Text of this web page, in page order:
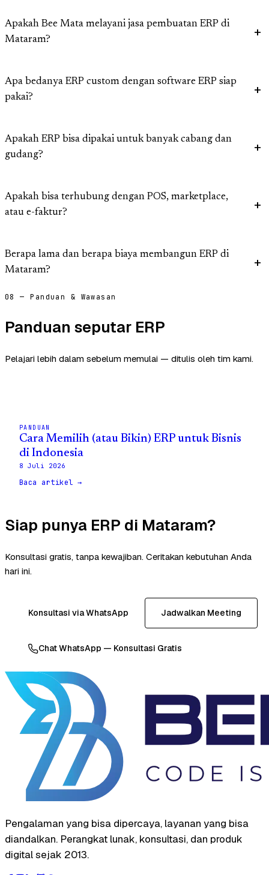
Apakah Bee Mata melayani jasa pembuatan ERP di
Mataram?
Apa bedanya ERP custom dengan software ERP siap
pakai?
Apakah ERP bisa dipakai untuk banyak cabang dan
gudang?
Apakah bisa terhubung dengan POS, marketplace,
atau e-faktur?
Berapa lama dan berapa biaya membangun ERP di
Mataram?
08 — Panduan & Wawasan
Panduan seputar ERP
Pelajari lebih dalam sebelum memulai — ditulis oleh tim kami.
PANDUAN
Cara Memilih (atau Bikin) ERP untuk Bisnis
di Indonesia
8 Juli 2026
Baca artikel →
Siap punya ERP di Mataram?
Konsultasi gratis, tanpa kewajiban. Ceritakan kebutuhan Anda
hari ini.
Konsultasi via WhatsApp Jadwalkan Meeting
Chat WhatsApp — Konsultasi Gratis
Pengalaman yang bisa dipercaya, layanan yang bisa
diandalkan. Perangkat lunak, konsultasi, dan produk
digital sejak 2013.